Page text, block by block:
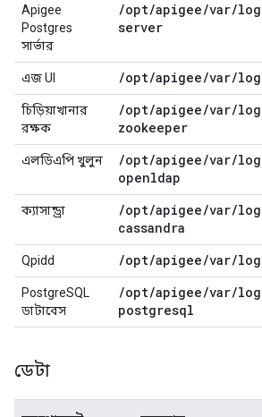
Apigee
Postgres
সার্ভার
/opt/apigee/var/log
server
এজ UI /opt/apigee/var/log
চিড়িয়াখানার
রক্ষক
/opt/apigee/var/log
zookeeper
এলডিএপি খুলুন /opt/apigee/var/log
openldap
ক্যাসান্ড্রা /opt/apigee/var/log
cassandra
Qpidd /opt/apigee/var/log
PostgreSQL
ডাটাবেস
/opt/apigee/var/log
postgresql
ডেটা